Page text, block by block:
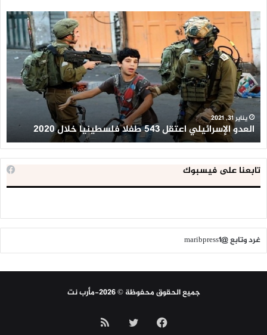
العدو
الإسرائيلي
اعتقل
543
طفلا
فلسطينيا
خلال
2020
يناير 31, 2021
العدو الإسرائيلي اعتقل 543 طفلا فلسطينيا خلال 2020
تابعنا على فيسبوك
غرد وتابع @maribpress1
جميع الحقوق محفوظة © 2026-مأرب نت
فيسبوك تويتر ملخص